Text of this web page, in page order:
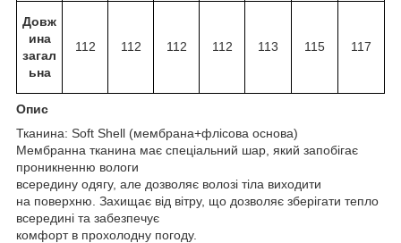
Довж
ина
загал
ьна
112 112 112 112 113 115 117
Опис
Тканина: Soft Shell (мембрана+флісова основа)
Мембранна тканина має спеціальний шар, який запобігає
проникненню вологи
всередину одягу, але дозволяє волозі тіла виходити
на поверхню. Захищає від вітру, що дозволяє зберігати тепло
всередині та забезпечує
комфорт в прохолодну погоду.